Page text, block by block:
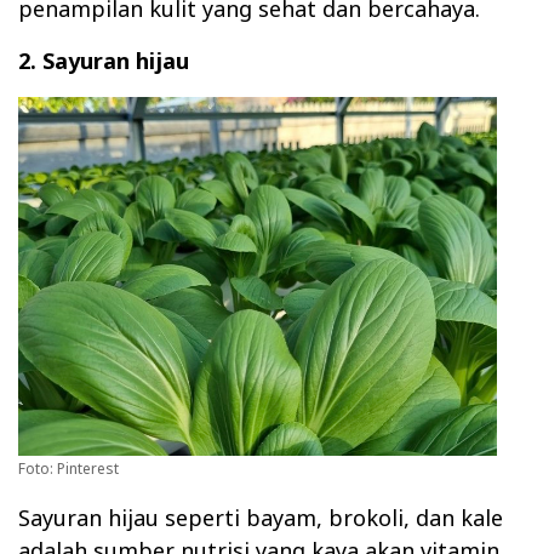
penampilan kulit yang sehat dan bercahaya.
2. Sayuran hijau
Foto: Pinterest
Sayuran hijau seperti bayam, brokoli, dan kale